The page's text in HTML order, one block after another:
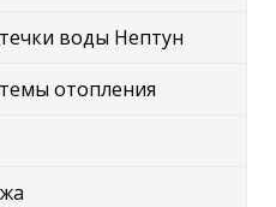
воды Нептун
отопления